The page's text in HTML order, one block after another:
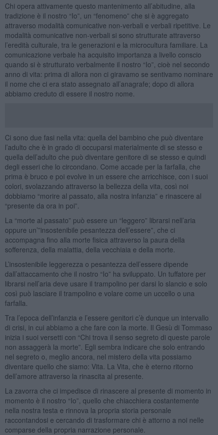
Chi opera attivamente questo mantenimento all’abitudine, alla
tradizione è il nostro “Io”, un “fenomeno” che si è aggregato
attraverso modalità comunicative non-verbali e verbali ripetitive. Le
modalità comunicative non-verbali si sono strutturate attraverso
l’eredità culturale, tra le generazioni e la microcultura familiare. La
comunicazione verbale ha acquisito importanza a livello conscio
quando si è strutturato verbalmente il nostro “Io”, cioè nel secondo
anno di vita: prima di allora non ci giravamo se sentivamo nominare
il nome che ci era stato assegnato all’anagrafe; dopo di allora
abbiamo creduto di essere il nostro nome.
Ci sono due fasi nella vita: quella del bambino che può diventare
l’adulto che è in grado di occuparsi materialmente di se stesso e
quella dell’adulto che può diventare genitore di se stesso e quindi
degli esseri che lo circondano. Come accade per la farfalla, che
prima è bruco e poi evolve in un essere che arricchisce, con i suoi
colori, svolazzando attraverso la bellezza della vita, così noi
dobbiamo “morire al passato, alla nostra infanzia” e rinascere al
“presente da ora in poi”.
La “morte al passato” può essere un “leggero” librarsi nell’aria
oppure un’”insostenibile pesantezza dell’essere”, che ci
accompagna fino alla morte fisica attraverso la paura della
sofferenza, della malattia, della vecchiaia e della morte.
L’insostenibile leggerezza o pesantezza dell’essere dipende
dall’attaccamento che il nostro “Io” ha sviluppato. Un tuffatore per
librarsi nell’aria deve usare il trampolino per darsi lo slancio e solo
così può lasciare il trampolino e volare come un uccello o una
farfalla.
Tra l’epoca dell’infanzia e l’essere genitori c’è dunque un intervallo
di crisi, in cui abbiamo a che fare con la morte. Il Gesù di Tommaso
inizia i suoi versetti con “Chi trova il senso segreto di queste parole
non assaggerà la morte”. Egli sembra indicare che solo entrando
nel segreto o, meglio ancora, nel mistero della vita possiamo
diventare quello che siamo: Vita. La Vita, che è eterno ritorno
dell’amore attraverso la rinascita al presente.
La zavorra che ci impedisce di rinascere al presente di momento in
momento è il nostro “Io”, quello che chiacchiera costantemente
nella nostra testa e rinnova la propria storia personale
raccontandosi e cercando di trasformare chi è attorno a noi nelle
comparse della propria narrazione personale.